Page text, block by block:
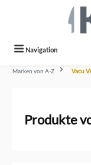
Navigation
Marken von A-Z Vacu
Produkte